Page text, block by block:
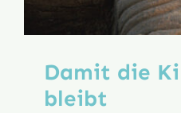
Damit die
bleibt